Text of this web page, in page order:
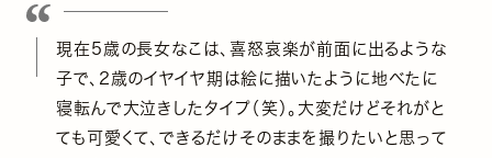
現在5歳の長女なこは、喜怒哀楽が前面に出るような
子で、2歳のイヤイヤ期は絵に描いたように地べたに
寝転んで大泣きしたタイプ（笑）。大変だけどそれがと
ても可愛くて、できるだけそのままを撮りたいと思って